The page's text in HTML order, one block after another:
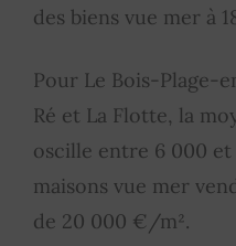
des biens vue mer à
Pour Le Bois-Plage-
Ré et La Flotte, la
oscille entre 6 000
maisons vue mer
de 20 000 €/m².